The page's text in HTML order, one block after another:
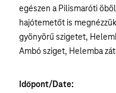
egészen a Pilismaróti
hajótemetőt is
gyönyörű szigetet,
Ambó sziget, Helemba
Időpont/Date: